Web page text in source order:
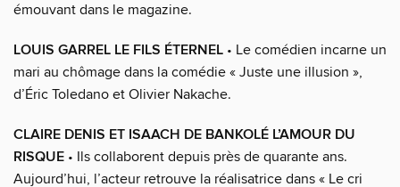
émouvant dans le magazine.
LOUIS GARREL LE FILS ÉTERNEL • Le comédien incarne un
mari au chômage dans la comédie « Juste une illusion »,
d’Éric Toledano et Olivier Nakache.
CLAIRE DENIS ET ISAACH DE BANKOLÉ L’AMOUR DU
RISQUE • Ils collaborent depuis près de quarante ans.
Aujourd’hui, l’acteur retrouve la réalisatrice dans « Le cri